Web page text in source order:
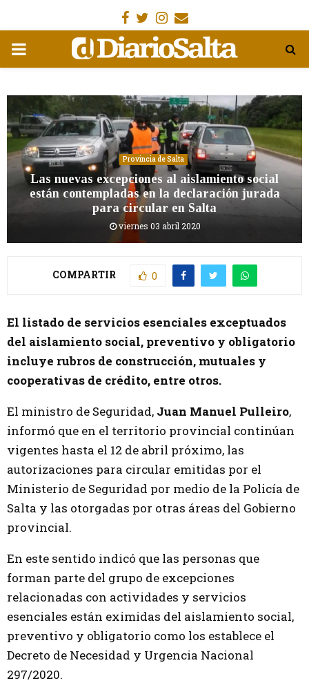
Facebook
Gorjeo
Instagram
Email
MENÚ
Provincia de Salta
Las nuevas excepciones al aislamiento social
están contempladas en la declaración jurada
para circular en Salta
viernes 03 abril 2020
COMPARTIR 0
El listado de servicios esenciales exceptuados
del aislamiento social, preventivo y obligatorio
incluye rubros de construcción, mutuales y
cooperativas de crédito, entre otros.
El ministro de Seguridad, Juan Manuel Pulleiro,
informó que en el territorio provincial continúan
vigentes hasta el 12 de abril próximo, las
autorizaciones para circular emitidas por el
Ministerio de Seguridad por medio de la Policía de
Salta y las otorgadas por otras áreas del Gobierno
provincial.
En este sentido indicó que las personas que
forman parte del grupo de excepciones
relacionadas con actividades y servicios
esenciales están eximidas del aislamiento social,
preventivo y obligatorio como los establece el
Decreto de Necesidad y Urgencia Nacional
297/2020.